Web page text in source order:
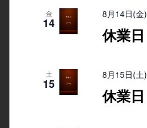
金
14
8月14日(金)
休業日
土
15
8月15日(土)
休業日